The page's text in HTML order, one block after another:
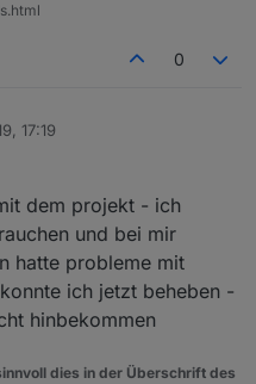
0
17:19
dem projekt - ich
und bei mir
hatte probleme mit
ich jetzt beheben -
hinbekommen
dies in der Überschrift des